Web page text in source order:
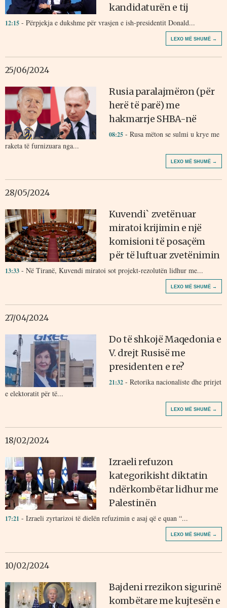
kandidaturën e tij
12:15 - Përpjekja e dukshme për vrasjen e ish-presidentit Donald...
LEXO MË SHUMË →
25/06/2024
Rusia paralajmëron (për
herë të parë) me
hakmarrje SHBA-në
08:25 - Rusa mëton se sulmi u krye me
raketa të furnizuara nga...
LEXO MË SHUMË →
28/05/2024
Kuvendi` zvetënuar
miratoi krijimin e një
komisioni të posaçëm
për të luftuar zvetënimin
13:33 - Në Tiranë, Kuvendi miratoi sot projekt-rezolutën lidhur me...
LEXO MË SHUMË →
27/04/2024
Do të shkojë Maqedonia e
V. drejt Rusisë me
presidenten e re?
21:32 - Retorika nacionaliste dhe prirjet
e elektoratit për të...
LEXO MË SHUMË →
18/02/2024
Izraeli refuzon
kategorikisht diktatin
ndërkombëtar lidhur me
Palestinën
17:21 - Izraeli zyrtarizoi të dielën refuzimin e asaj që e quan “...
LEXO MË SHUMË →
10/02/2024
Bajdeni rrezikon sigurinë
kombëtare me kujtesën e